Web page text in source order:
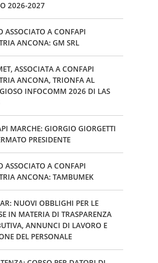
2026-2027
ASSOCIATO A CONFAPI
ANCONA: GM SRL
ASSOCIATA A CONFAPI
ANCONA, TRIONFA AL
INFOCOMM 2026 DI LAS
MARCHE: GIORGIO GIORGETTI
PRESIDENTE
ASSOCIATO A CONFAPI
ANCONA: TAMBUMEK
NUOVI OBBLIGHI PER LE
IN MATERIA DI TRASPARENZA
ANNUNCI DI LAVORO E
DEL PERSONALE